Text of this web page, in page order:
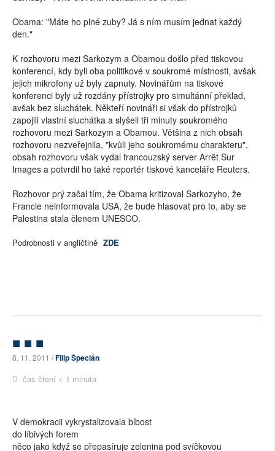
Obama: "Máte ho plné zuby? Já s ním musím jednat každý
den."
K rozhovoru mezi Sarkozym a Obamou došlo před tiskovou
konferencí, kdy byli oba politikové v soukromé místnosti, avšak
jejich mikrofony už byly zapnuty. Novinářům na tiskové
konferenci byly už rozdány přístrojky pro simultánní překlad,
avšak bez sluchátek. Někteří novináři si však do přístrojků
zapojili vlastní sluchátka a slyšeli tři minuty soukromého
rozhovoru mezi Sarkozym a Obamou. Většina z nich obsah
rozhovoru nezveřejnila, "kvůli jeho soukromému charakteru",
obsah rozhovoru však vydal francouzský server Arrêt Sur
Images a potvrdil ho také reportér tiskové kanceláře Reuters.
Rozhovor prý začal tím, že Obama kritizoval Sarkozyho, že
Francie neinformovala USA, že bude hlasovat pro to, aby se
Palestina stala členem UNESCO.
Podrobnosti v angličtině ZDE
■ ■ ■
8. 11. 2011 /Filip Špecián
čas čtení < 1 minuta
V demokracii vykrystalizovala blbost
do líbivých forem
něco jako když se přepasíruje zelenina pod svíčkovou